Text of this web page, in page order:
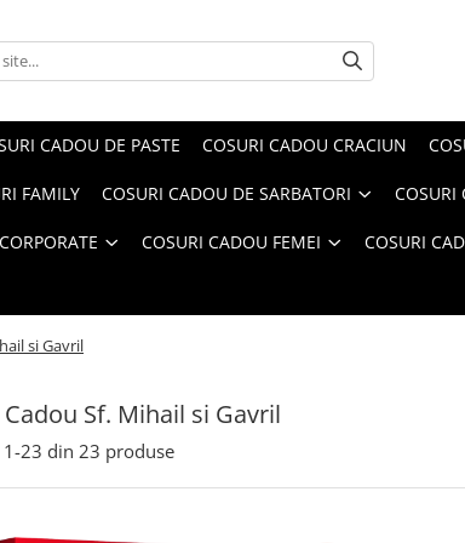
CADOU DE PASTE COSURI CADOU CRACIUN
FAMILY COSURI CADOU DE SARBATORI COSURI
COSURI CADOU FEMEI COSURI
si Gavril
Sf. Mihail si Gavril
1-23 din 23 produse